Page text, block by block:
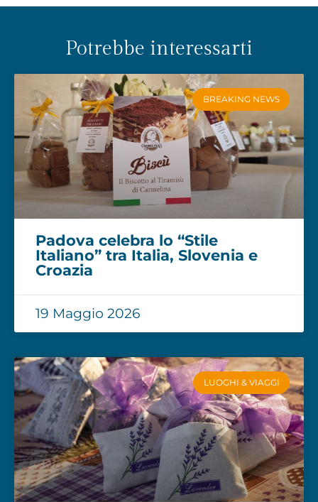
Potrebbe interessarti
BREAKING NEWS
Padova celebra lo “Stile
Italiano” tra Italia, Slovenia e
Croazia
19 Maggio 2026
LUOGHI & VIAGGI